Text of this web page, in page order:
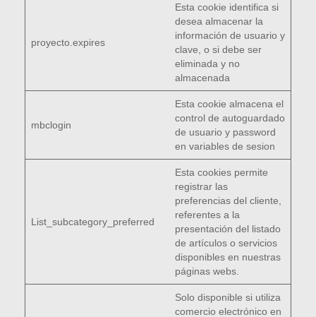
proyecto.expires
Esta cookie identifica si
desea almacenar la
información de usuario y
clave, o si debe ser
eliminada y no
almacenada
mbclogin
Esta cookie almacena el
control de autoguardado
de usuario y password
en variables de sesion
List_subcategory_preferred
Esta cookies permite
registrar las
preferencias del cliente,
referentes a la
presentación del listado
de artículos o servicios
disponibles en nuestras
páginas webs.
Solo disponible si utiliza
comercio electrónico en